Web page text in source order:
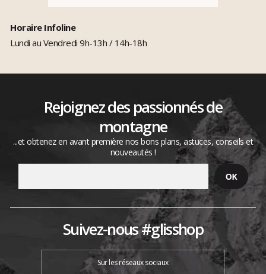
Horaire Infoline
Lundi au Vendredi 9h-13h / 14h-18h
Rejoignez des passionnés de
montagne
...et obtenez en avant première nos bons plans, astuces, conseils et
nouveautés !
Suivez-nous #glisshop
Sur les réseaux sociaux